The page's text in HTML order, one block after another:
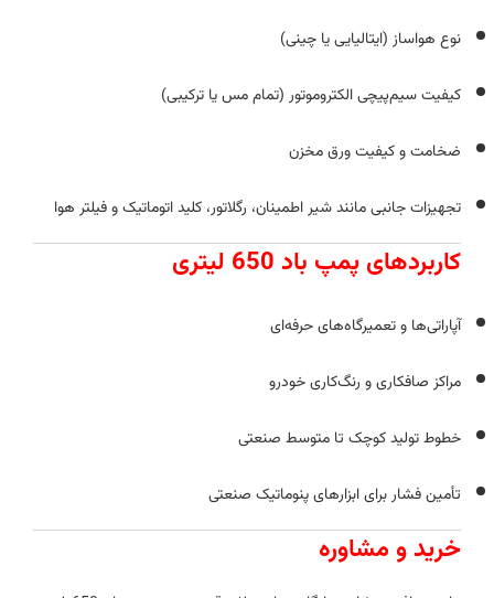
نوع هواساز (ایتالیایی یا چینی)
کیفیت سیم‌پیچی الکتروموتور (تمام مس یا ترکیبی)
ضخامت و کیفیت ورق مخزن
تجهیزات جانبی مانند شیر اطمینان، رگلاتور، کلید اتوماتیک و فیلتر هوا
کاربردهای پمپ باد 650 لیتری
آپاراتی‌ها و تعمیرگاه‌های حرفه‌ای
مراکز صافکاری و رنگ‌کاری خودرو
خطوط تولید کوچک تا متوسط صنعتی
تأمین فشار برای ابزارهای پنوماتیک صنعتی
خرید و مشاوره